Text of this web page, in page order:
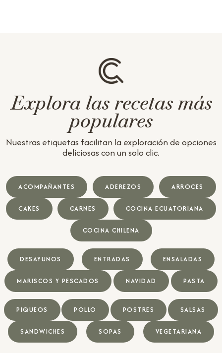
Explora las recetas más
populares
Nuestras etiquetas facilitan la exploración de opciones
deliciosas con un solo clic.
ACOMPAÑANTES ADEREZOS ARROCES
CAKES CARNES COCINA ECUATORIANA
COCINA CHILENA
DESAYUNOS ENTRADAS ENSALADAS
MARISCOS Y PESCADOS NAVIDAD PASTA
PIQUEOS POLLO POSTRES SALSAS
SANDWICHES SOPAS VEGETARIANA